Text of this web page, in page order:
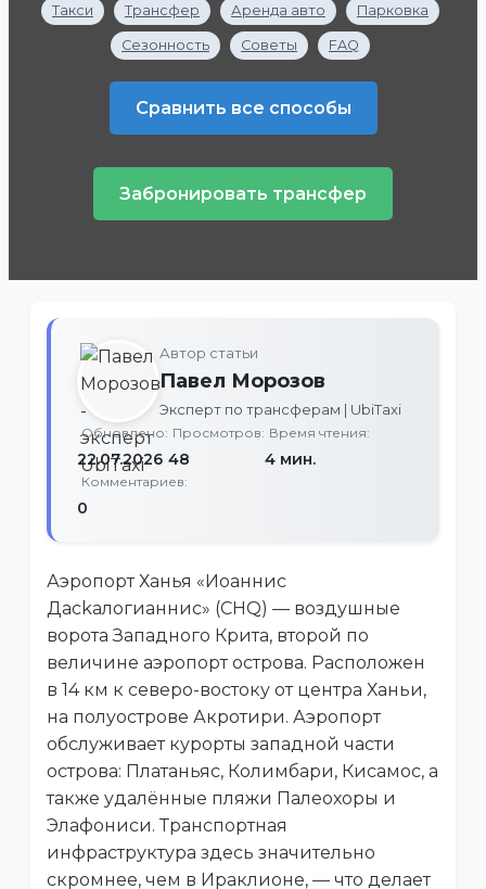
Такси Трансфер Аренда авто Парковка
Сезонность Советы FAQ
Сравнить все способы
Забронировать трансфер
Автор статьи
Павел Морозов
Эксперт по трансферам | UbiTaxi
Обновлено:
22.07.2026
Просмотров:
48
Время чтения:
4 мин.
Комментариев:
0
Аэропорт Ханья «Иоаннис
Дасkaлогиaннис» (CHQ) — воздушные
ворота Западного Крита, второй по
величине аэропорт острова. Расположен
в 14 км к северо-востоку от центра Ханьи,
на полуострове Акротири. Аэропорт
обслуживает курорты западной части
острова: Платаньяс, Колимбари, Кисамос, а
также удалённые пляжи Палеохоры и
Элафониси. Транспортная
инфраструктура здесь значительно
скромнее, чем в Ираклионе, — что делает